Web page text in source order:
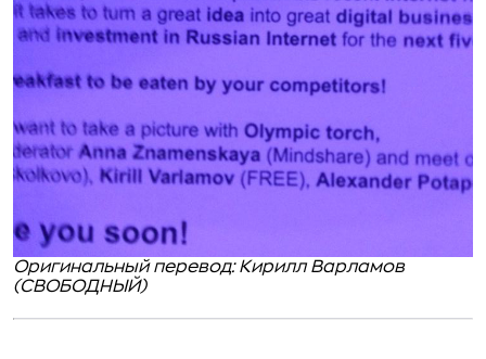
Оригинальный перевод: Кирилл Варламов
(СВОБОДНЫЙ)